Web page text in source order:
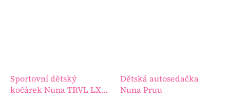
Sportovní dětský
kočárek Nuna TRVL LX
Dětská autosedačka
Nuna Pruu